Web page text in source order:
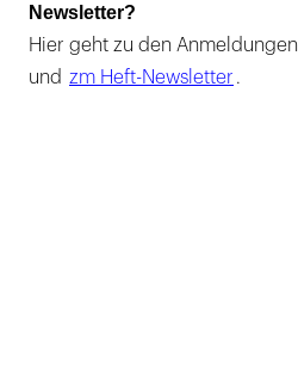
Newsletter?
Hier geht zu den Anmeldungen
und zm Heft-Newsletter .